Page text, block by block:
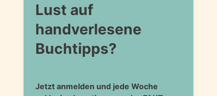
Lust auf
handverlesene
Buchtipps?